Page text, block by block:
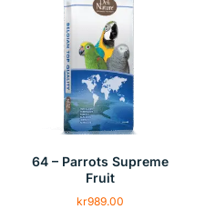
64 – Parrots Supreme
Fruit
kr989.00